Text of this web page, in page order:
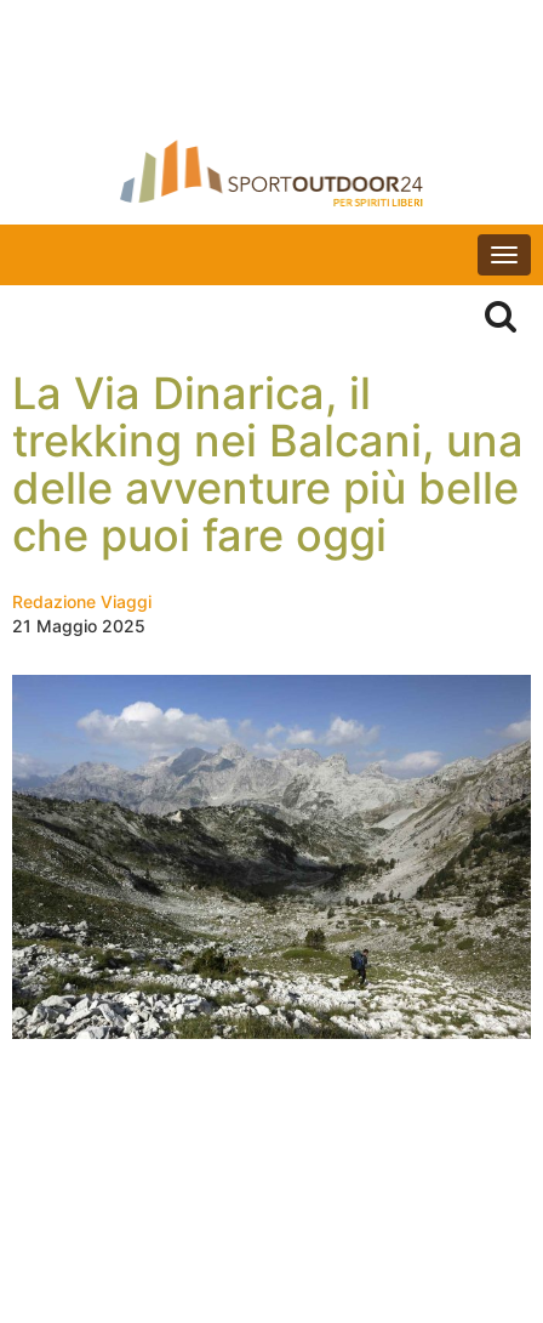
La Via Dinarica, il
trekking nei Balcani, una
delle avventure più belle
che puoi fare oggi
Redazione Viaggi
21 Maggio 2025